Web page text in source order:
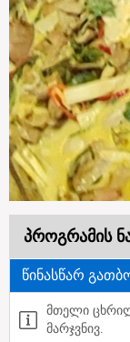
პროგრამის
წინასწარ
მთელი
მარჯვნივ.